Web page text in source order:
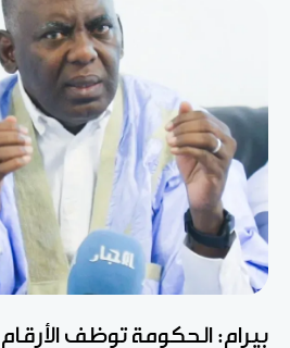
بيرام: الحكومة توظف